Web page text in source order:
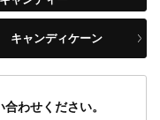
キャンディケーン
わせください。